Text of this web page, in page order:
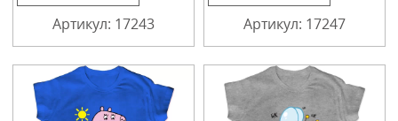
Артикул: 17243 Артикул: 17247